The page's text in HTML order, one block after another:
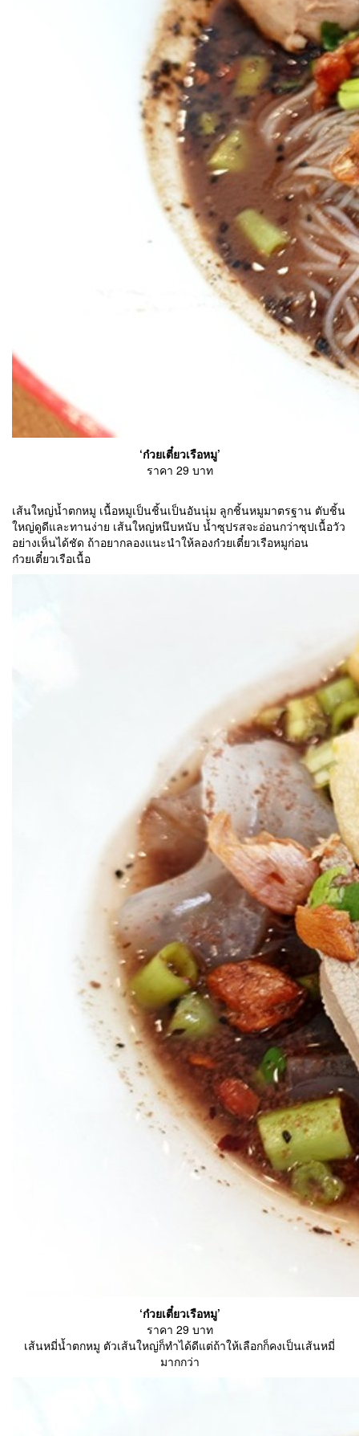
‘ก๋วยเตี๋ยวเรือหมู’
ราคา 29 บาท
เส้นใหญ่น้ำตกหมู เนื้อหมูเป็นชิ้นเป็นอันนุ่ม ลูกชิ้นหมูมาตรฐาน ตับชิ้น
ใหญ่ดูดีและทานง่าย เส้นใหญ่หนึบหนับ น้ำซุปรสจะอ่อนกว่าซุปเนื้อวัว
อย่างเห็นได้ชัด ถ้าอยากลองแนะนำให้ลองก๋วยเตี๋ยวเรือหมูก่อน
ก๋วยเตี๋ยวเรือเนื้อ
‘ก๋วยเตี๋ยวเรือหมู’
ราคา 29 บาท
เส้นหมี่น้ำตกหมู ตัวเส้นใหญ่ก็ทำได้ดีแต่ถ้าให้เลือกก็คงเป็นเส้นหมี่
มากกว่า